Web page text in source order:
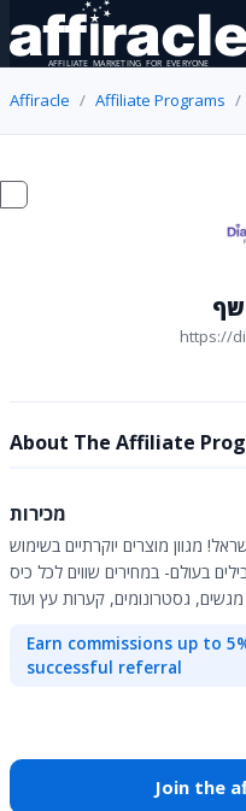
Affiracle Affiliate Programs
שף
https://
About The Affiliate
מכירות
מגוון מוצרים יוקרתיים בשימוש
Earn commissions up to
successful referral
Join the